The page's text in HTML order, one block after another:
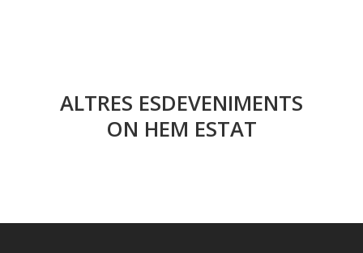
ALTRES ESDEVENIMENTS
ON HEM ESTAT